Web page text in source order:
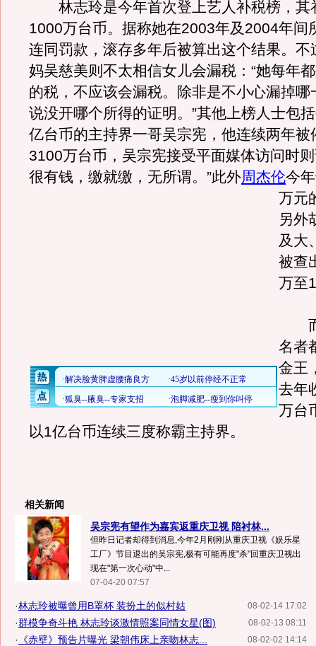
林志玲是今年首次登上艺人补税榜，其
1000万台币。据称她在2003年及2004年间
连同罚款，滚存多年后被算出这个结果。不
妈吴慈美则不太相信女儿会漏税：“她每年
的税，不应该会漏税。除非是不小心漏掉哪
说没开哪个所得的证明。”其他上榜人士包
亿台币的主持界一哥吴宗宪，他连续两年被
3100万台币，吴宗宪接受平面媒体访问时
很有钱，缴就缴，无所谓。 ”此外周杰伦今
万元
另外
及大
被查
万至
而
名者
金王
去年
万台
以1亿台币连续三度称霸主持界。
相关新闻
吴宗宪有望作为嘉宾返重庆卫视 陪衬林...
但昨日记者却得到消息,今年2月刚刚从重庆卫视《娱乐星
工厂》节目退出的吴宗宪,极有可能再度"杀"回重庆卫视出
现在"第一次心动"中...
07-04-20 07:57
08-02-14 17:02
·林志玲被曝曾用B罩杯 装扮土的似村姑
08-02-13 08:11
·群模争奇斗艳 林志玲谈激情照案同情女星(图)
08-02-02 14:14
· 《赤壁》预告片曝光 梁朝伟床上亲吻林志...